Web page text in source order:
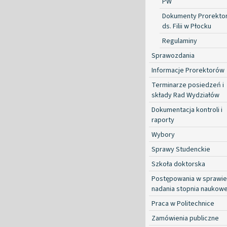
Dokumenty
ds. Filii w Płocku
Regulaminy
Sprawozdania
Informacje Prorektorów
Terminarze posiedzeń i
składy Rad Wydziałów
Dokumentacja kontroli i
raporty
Wybory
Sprawy Studenckie
Szkoła doktorska
Postępowania w sprawie
nadania stopnia
Praca w Politechnice
Zamówienia publiczne